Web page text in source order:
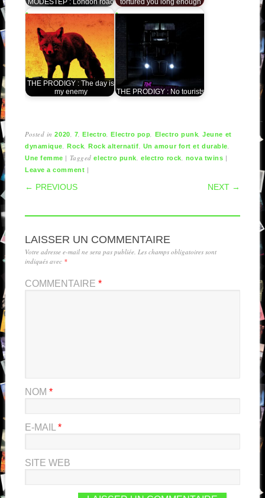
THE PRODIGY : The day is
my enemy
THE PRODIGY : No tourists
Posted in2020 7 ,Electro ,Electro pop Electro punk ,Jeune et
dynamique
,Rock ,Rock alternatif Un amour fort et durable
Une femme | Taggedelectro punk ,electro rock nova twins |
Leave a comment |
POST NAVIGATION
← PREVIOUS NEXT →
LAISSER UN COMMENTAIRE
Votre adresse e-mail ne sera pas publiée. Les champs obligatoires sont
indiqués avec *
COMMENTAIRE *
NOM *
E-MAIL *
SITE WEB